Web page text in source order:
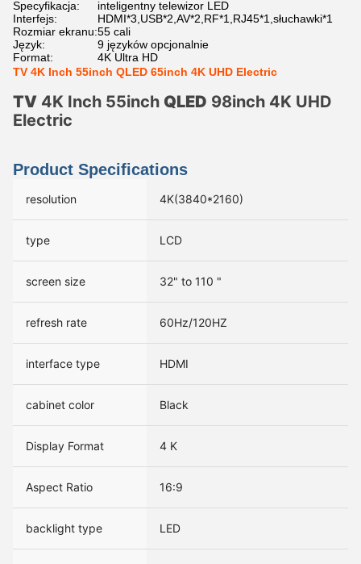
Specyfikacja:
inteligentny telewizor LED
Interfejs:
HDMI*3,USB*2,AV*2,RF*1,RJ45*1,słuchawki*1
Rozmiar ekranu:55 cali
Język:
9 języków opcjonalnie
Format:
4K Ultra HD
TV 4K Inch 55inch QLED 65inch 4K UHD Electric
TV 4K Inch 55inch QLED 98inch 4K UHD
Electric
Product Specifications
resolution 4K(3840*2160)
type LCD
screen size 32" to 110 "
refresh rate 60Hz/120HZ
interface type HDMI
cabinet color Black
Display Format 4 K
Aspect Ratio 16:9
backlight type LED